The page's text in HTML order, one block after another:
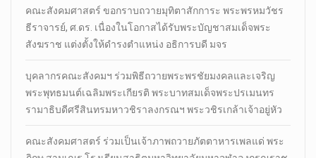
คณะสังคมศาสตร์ ขอกราบถวายมุทิตาสักการะ พระพรหมวัชร
ธีราจารย์, ศ.ดร. เนื่องในโอกาสได้รับพระบัญชาสมเด็จพระ
สังฆราช แต่งตั้งให้ดำรงตำแหน่ง อธิการบดี มจร
บุคลากรคณะสังคมฯ ร่วมพิธีถวายพระพรชัยมงคลและเจริญ
พระพุทธมนต์เฉลิมพระเกียรติ พระบาทสมเด็จพระปรเมนทร
รามาธิบดีศรีสินทรมหาวชิราลงกรณฯ พระวชิรเกล้าเจ้าอยู่หัว
คณะสังคมศาสตร์ ร่วมเป็นเจ้าภาพถวายภัตตาหารเพลแด่ พระ